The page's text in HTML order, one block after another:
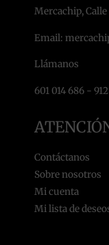
Mercachip,
Email:
Llámanos
601 014 686 -
Contáctanos
Sobre nosotros
Mi cuenta
Mi lista de